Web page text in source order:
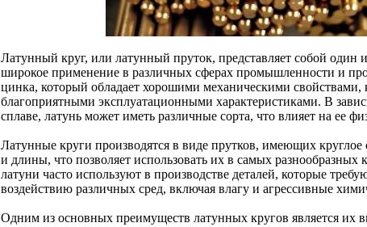
Латунный круг, или латунный пруток, представляет собой один
широкое применение в различных сферах промышленности и
цинка, который обладает хорошими механическими свойствами,
благоприятными эксплуатационными характеристиками. В
сплаве, латунь может иметь различные сорта, что влияет на ее
Латунные круги производятся в виде прутков, имеющих
и длины, что позволяет использовать их в самых
латуни часто используют в производстве деталей, которые
воздействию различных сред, включая влагу и агрессивные
Одним из основных преимуществ латунных кругов является их